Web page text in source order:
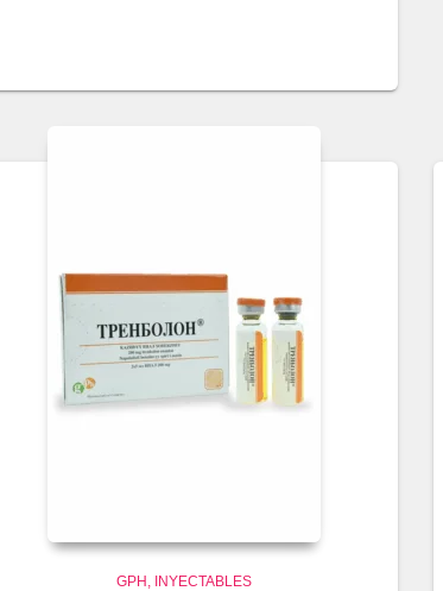
GPH INYECTABLES